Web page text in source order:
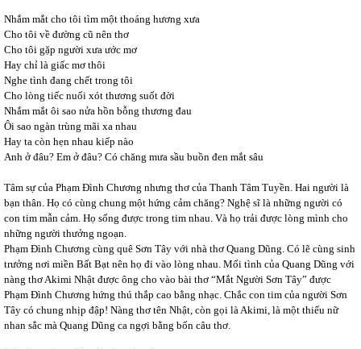
Nhắm mắt cho tôi tìm một thoáng hương xưa
Cho tôi về đường cũ nên thơ
Cho tôi gặp người xưa ước mơ
Hay chỉ là giấc mơ thôi
Nghe tình đang chết trong tôi
Cho lòng tiếc nuối xót thương suốt đời
Nhắm mắt ôi sao nửa hồn bỗng thương đau
Ôi sao ngàn trùng mãi xa nhau
Hay ta còn hẹn nhau kiếp nào
Anh ở đâu? Em ở đâu? Có chăng mưa sầu buồn đen mắt sâu
Tâm sự của Phạm Đình Chương nhưng thơ của Thanh Tâm Tuyền. Hai người là
bạn thân. Họ có cùng chung một hứng cảm chăng? Nghệ sĩ là những người có
con tim mẫn cảm. Họ sống được trong tim nhau. Và họ trải được lòng mình cho
những người thưởng ngoạn.
Phạm Đình Chương cùng quê Sơn Tây với nhà thơ Quang Dũng. Có lẽ cùng sinh
trưởng nơi miền Bất Bạt nên họ đi vào lòng nhau. Mối tình của Quang Dũng với
nàng thơ Akimi Nhật được ông cho vào bài thơ “Mắt Người Sơn Tây” được
Phạm Đình Chương hứng thú thắp cao bằng nhạc. Chắc con tim của người Sơn
Tây có chung nhịp đập! Nàng thơ tên Nhật, còn gọi là Akimi, là một thiếu nữ
nhan sắc mà Quang Dũng ca ngợi bằng bốn câu thơ.